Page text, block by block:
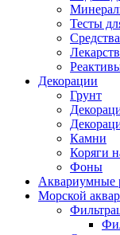
Тесты
Декорации
Грунт
Камни
Коряги
Фоны
Аквариумные
Морской